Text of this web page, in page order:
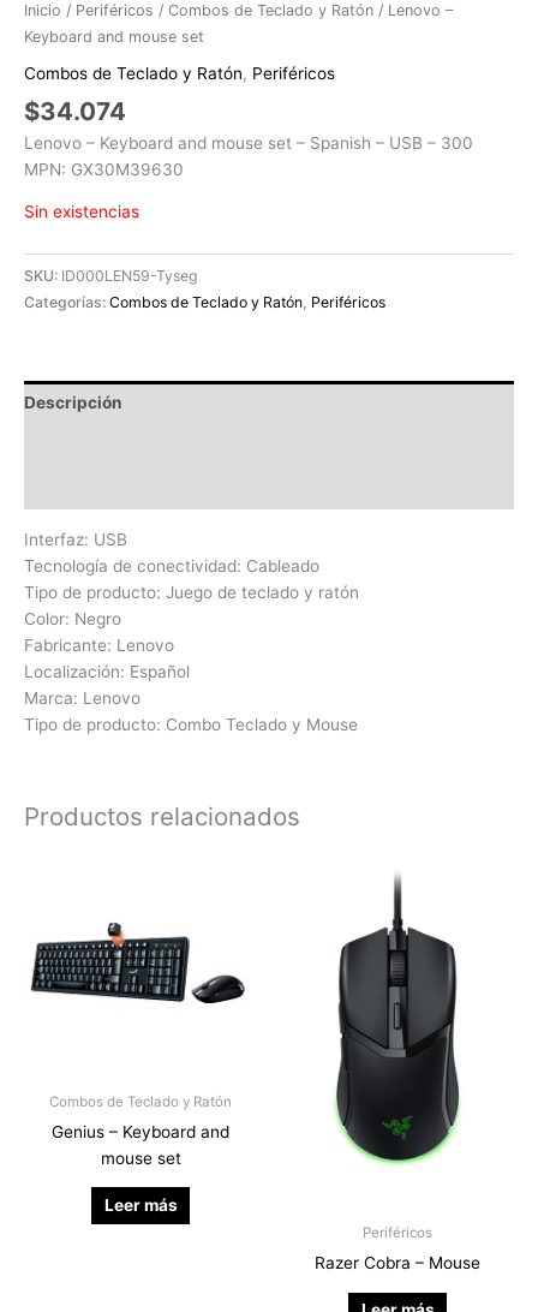
Inicio / Periféricos / Combos de Teclado y Ratón / Lenovo –
Keyboard and mouse set
Combos de Teclado y Ratón, Periféricos
$34.074
Lenovo – Keyboard and mouse set – Spanish – USB – 300
MPN: GX30M39630
Sin existencias
SKU: ID000LEN59-Tyseg
Categorías: Combos de Teclado y Ratón Periféricos
Descripción
Interfaz: USB
Tecnología de conectividad: Cableado
Tipo de producto: Juego de teclado y ratón
Color: Negro
Fabricante: Lenovo
Localización: Español
Marca: Lenovo
Tipo de producto: Combo Teclado y Mouse
Productos relacionados
Combos de Teclado y Ratón
Genius – Keyboard and
mouse set
Leer más
Periféricos
Razer Cobra – Mouse